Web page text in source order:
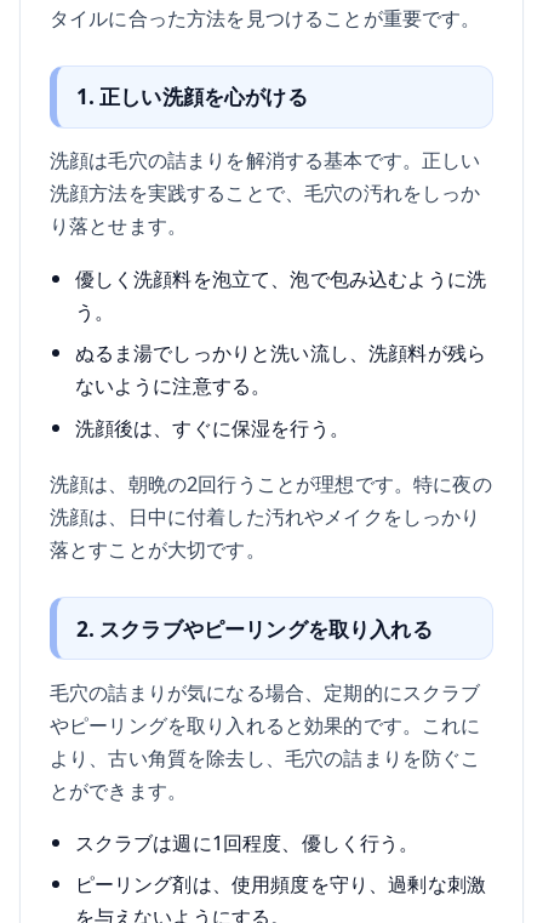
タイルに合った方法を見つけることが重要です。
1. 正しい洗顔を心がける
洗顔は毛穴の詰まりを解消する基本です。正しい
洗顔方法を実践することで、毛穴の汚れをしっか
り落とせます。
優しく洗顔料を泡立て、泡で包み込むように洗
う。
ぬるま湯でしっかりと洗い流し、洗顔料が残ら
ないように注意する。
洗顔後は、すぐに保湿を行う。
洗顔は、朝晩の2回行うことが理想です。特に夜の
洗顔は、日中に付着した汚れやメイクをしっかり
落とすことが大切です。
2. スクラブやピーリングを取り入れる
毛穴の詰まりが気になる場合、定期的にスクラブ
やピーリングを取り入れると効果的です。これに
より、古い角質を除去し、毛穴の詰まりを防ぐこ
とができます。
スクラブは週に1回程度、優しく行う。
ピーリング剤は、使用頻度を守り、過剰な刺激
を与えないようにする。